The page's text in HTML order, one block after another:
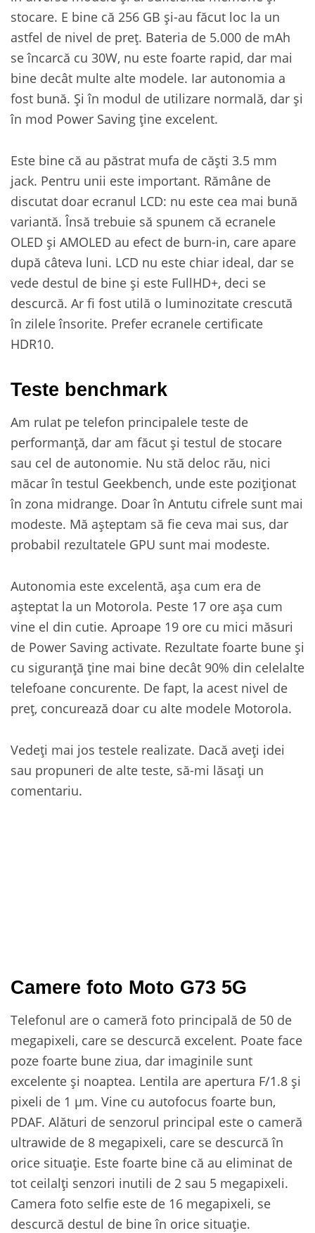
stocare. E bine că 256 GB și-au făcut loc la un
astfel de nivel de preț. Bateria de 5.000 de mAh
se încarcă cu 30W, nu este foarte rapid, dar mai
bine decât multe alte modele. Iar autonomia a
fost bună. Și în modul de utilizare normală, dar și
în mod Power Saving ține excelent.
Este bine că au păstrat mufa de căști 3.5 mm
jack. Pentru unii este important. Rămâne de
discutat doar ecranul LCD: nu este cea mai bună
variantă. Însă trebuie să spunem că ecranele
OLED și AMOLED au efect de burn-in, care apare
după câteva luni. LCD nu este chiar ideal, dar se
vede destul de bine și este FullHD+, deci se
descurcă. Ar fi fost utilă o luminozitate crescută
în zilele însorite. Prefer ecranele certificate
HDR10.
Teste benchmark
Am rulat pe telefon principalele teste de
performanță, dar am făcut și testul de stocare
sau cel de autonomie. Nu stă deloc rău, nici
măcar în testul Geekbench, unde este poziționat
în zona midrange. Doar în Antutu cifrele sunt mai
modeste. Mă așteptam să fie ceva mai sus, dar
probabil rezultatele GPU sunt mai modeste.
Autonomia este excelentă, așa cum era de
așteptat la un Motorola. Peste 17 ore așa cum
vine el din cutie. Aproape 19 ore cu mici măsuri
de Power Saving activate. Rezultate foarte bune și
cu siguranță ține mai bine decât 90% din celelalte
telefoane concurente. De fapt, la acest nivel de
preț, concurează doar cu alte modele Motorola.
Vedeți mai jos testele realizate. Dacă aveți idei
sau propuneri de alte teste, să-mi lăsați un
comentariu.
Camere foto Moto G73 5G
Telefonul are o cameră foto principală de 50 de
megapixeli, care se descurcă excelent. Poate face
poze foarte bune ziua, dar imaginile sunt
excelente și noaptea. Lentila are apertura F/1.8 și
pixeli de 1 µm. Vine cu autofocus foarte bun,
PDAF. Alături de senzorul principal este o cameră
ultrawide de 8 megapixeli, care se descurcă în
orice situație. Este foarte bine că au eliminat de
tot ceilalți senzori inutili de 2 sau 5 megapixeli.
Camera foto selfie este de 16 megapixeli, se
descurcă destul de bine în orice situație.